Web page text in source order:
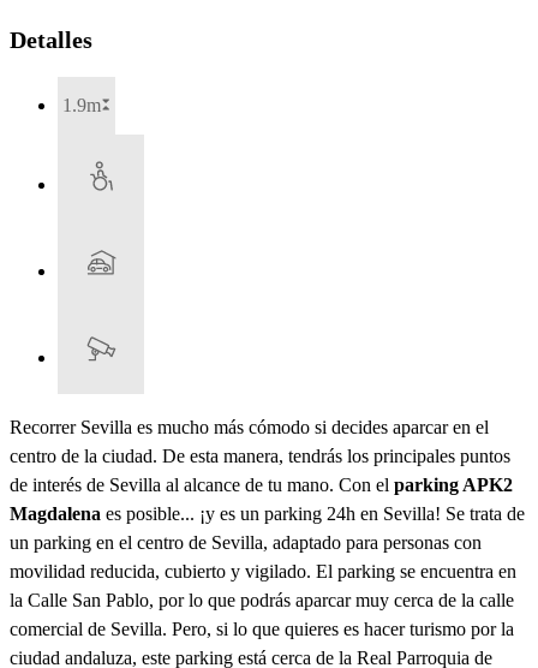
Detalles
1.9m
Recorrer Sevilla es mucho más cómodo si decides aparcar en el
centro de la ciudad. De esta manera, tendrás los principales puntos
de interés de Sevilla al alcance de tu mano. Con el parking APK2
Magdalena es posible... ¡y es un parking 24h en Sevilla! Se trata de
un parking en el centro de Sevilla, adaptado para personas con
movilidad reducida, cubierto y vigilado. El parking se encuentra en
la Calle San Pablo, por lo que podrás aparcar muy cerca de la calle
comercial de Sevilla. Pero, si lo que quieres es hacer turismo por la
ciudad andaluza, este parking está cerca de la Real Parroquia de